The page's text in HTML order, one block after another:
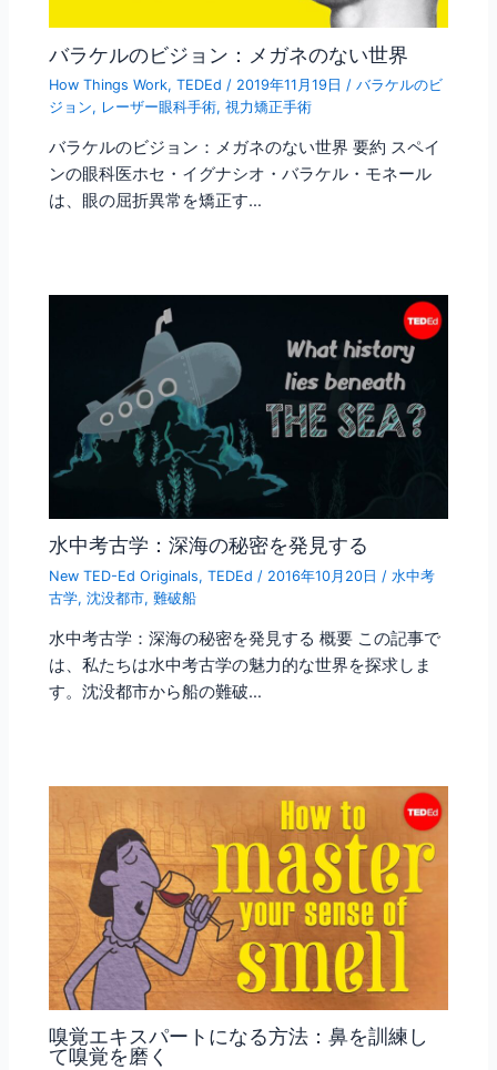
バラケルのビジョン：メガネのない世界
How Things Work,TEDEd / 2019年11月19日 /バラケルのビ
ジョン, レーザー眼科手術,視力矯正手術
バラケルのビジョン：メガネのない世界 要約 スペイ
ンの眼科医ホセ・イグナシオ・バラケル・モネール
は、眼の屈折異常を矯正す…
水中考古学：深海の秘密を発見する
New TED-Ed Originals,TEDEd / 2016年10月20日 /水中考
古学,沈没都市,難破船
水中考古学：深海の秘密を発見する 概要 この記事で
は、私たちは水中考古学の魅力的な世界を探求しま
す。沈没都市から船の難破…
嗅覚エキスパートになる方法：鼻を訓練し
て嗅覚を磨く